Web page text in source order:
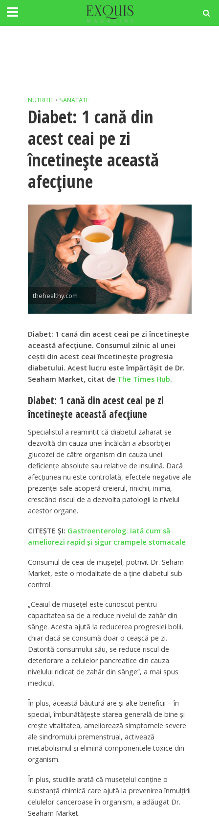
NUTRITIE • SANATATE
Diabet: 1 cană din
acest ceai pe zi
încetinește această
afecțiune
thehealthy.com
Diabet: 1 cană din acest ceai pe zi încetinește
această afecțiune. Consumul zilnic al unei
cești din acest ceai încetinește progresia
diabetului. Acest lucru este împărtășit de Dr.
Seaham Market, citat de The Times Hub.
Diabet: 1 cană din acest ceai pe zi
încetinește această afecțiune
Specialistul a reamintit că diabetul zaharat se
dezvoltă din cauza unei încălcări a absorbției
glucozei de către organism din cauza unei
deficiențe absolute sau relative de insulină. Dacă
afecțiunea nu este controlată, efectele negative ale
prezenței sale acoperă creierul, rinichii, inima,
crescând riscul de a dezvolta patologii la nivelul
acestor organe.
CITEȘTE ȘI: Gastroenterolog: Iată cum să
ameliorezi rapid și sigur crampele stomacale
Consumul de ceai de mușețel, potrivit Dr. Seham
Market, este o modalitate de a ține diabetul sub
control.
„Ceaiul de mușețel este cunoscut pentru
capacitatea sa de a reduce nivelul de zahăr din
sânge. Acesta ajută la reducerea progresiei bolii,
chiar dacă se consumă doar o ceașcă pe zi.
Datorită consumului său, se reduce riscul de
deteriorare a celulelor pancreatice din cauza
nivelului ridicat de zahăr din sânge”, a mai spus
medicul.
În plus, această băutură are și alte beneficii – în
special, îmbunătățește starea generală de bine și
crește vitalitatea, ameliorează simptomele severe
ale sindromului premenstrual, activează
metabolismul și elimină componentele toxice din
organism.
În plus, studiile arată că mușețelul conține o
substanță chimică care ajută la prevenirea înmulțirii
celulelor canceroase în organism, a adăugat Dr.
Seaham Market.